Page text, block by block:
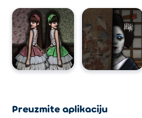
Preuzmite aplikaciju